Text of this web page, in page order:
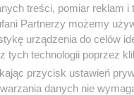
83-110 Tczew
treści, pomiar reklam i
Partnerzy możemy
urządzenia do celów
tych technologii poprzez
przycisk ustawień
danych nie